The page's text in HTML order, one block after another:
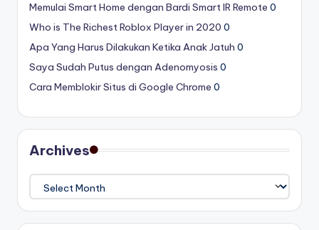
Memulai Smart Home dengan Bardi Smart IR Remote 0
Who is The Richest Roblox Player in 2020 0
Apa Yang Harus Dilakukan Ketika Anak Jatuh 0
Saya Sudah Putus dengan Adenomyosis 0
Cara Memblokir Situs di Google Chrome 0
Archives